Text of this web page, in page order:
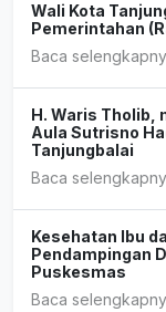
Wali Kota
Pemerintahan
Baca
H. Waris Tholib,
Aula Sutrisno
Tanjungbalai
Baca
Kesehatan Ibu
Pendampingan
Puskesmas
Baca